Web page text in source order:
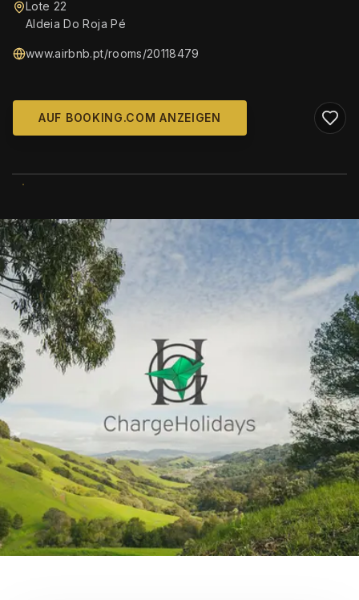
Lote 22
Aldeia Do Roja Pé
www.airbnb.pt/rooms/20118479
AUF BOOKING.COM ANZEIGEN